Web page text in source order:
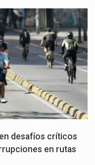
desafíos críticos
en rutas